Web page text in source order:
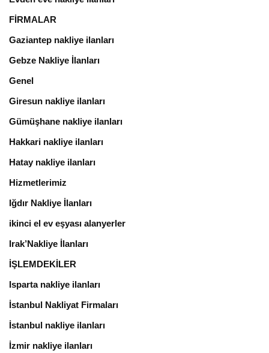
FİRMALAR
Gaziantep nakliye ilanları
Gebze Nakliye İlanları
Genel
Giresun nakliye ilanları
Gümüşhane nakliye ilanları
Hakkari nakliye ilanları
Hatay nakliye ilanları
Hizmetlerimiz
Iğdır Nakliye İlanları
ikinci el ev eşyası alanyerler
Irak’Nakliye İlanları
İŞLEMDEKİLER
Isparta nakliye ilanları
İstanbul Nakliyat Firmaları
İstanbul nakliye ilanları
İzmir nakliye ilanları